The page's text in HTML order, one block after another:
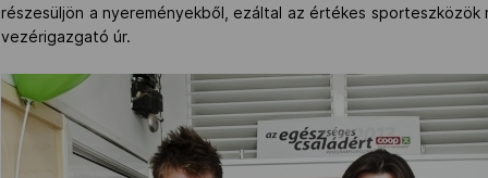
részesüljön a nyereményekből, ezáltal az értékes
vezérigazgató úr.